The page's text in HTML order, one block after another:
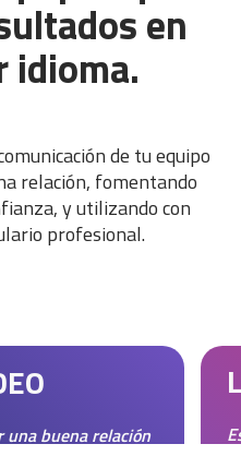
en
idioma.
de tu equipo
relación, fomentando
y utilizando con
profesional.
buena relación